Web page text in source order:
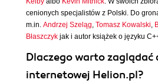
cenionych specjalistów z Polski. Do
m.in. Andrzej Szeląg, Tomasz Kowalski,
Błaszczyk jak i autor książek o języku
Dlaczego warto zaglądać
internetowej Helion.pl?